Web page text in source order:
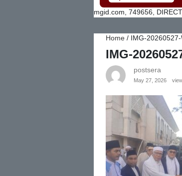
mgid.com, 749656,
Home / IMG-
IMG-
postsera
May 27, 2026